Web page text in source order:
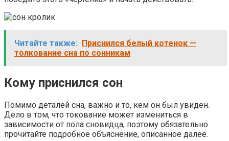
Читайте также: Приснился белый котенок —
толкование сна по сонникам
Кому приснился сон
Помимо деталей сна, важно и то, кем он был увиден.
Дело в том, что токование может измениться в
зависимости от пола сновидца, поэтому обязательно
прочитайте подробное объяснение, описанное далее.